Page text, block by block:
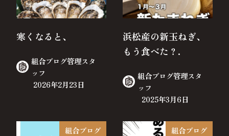
寒くなると、
組合ブログ管理スタ
ッフ
2026年2月23日
浜松産の新玉ねぎ、
もう食べた？.
組合ブログ管理スタ
ッフ
2025年3月6日
組合ブログ 組合ブログ